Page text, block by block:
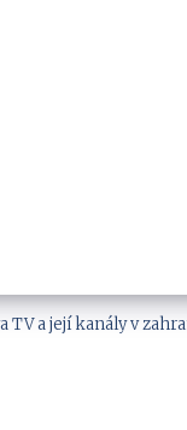
TV a její kanály v